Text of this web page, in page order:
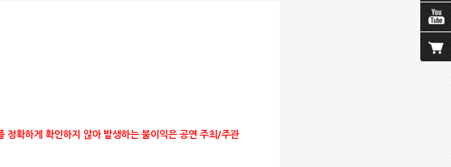
정확하게 확인하지 않아 발생하는 불이익은 공연 주최/주관